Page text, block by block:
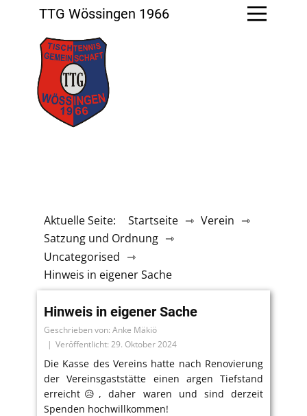
TTG Wössingen 1966
Aktuelle Seite: Startseite ⇾ Verein ⇾
Satzung und Ordnung ⇾
Uncategorised ⇾
Hinweis in eigener Sache
Hinweis in eigener Sache
Geschrieben von: Anke Mäkiö
Veröffentlicht: 29. Oktober 2024
Die Kasse des Vereins hatte nach Renovierung
der Vereinsgaststätte einen argen Tiefstand
erreicht😥, daher waren und sind derzeit
Spenden hochwillkommen!